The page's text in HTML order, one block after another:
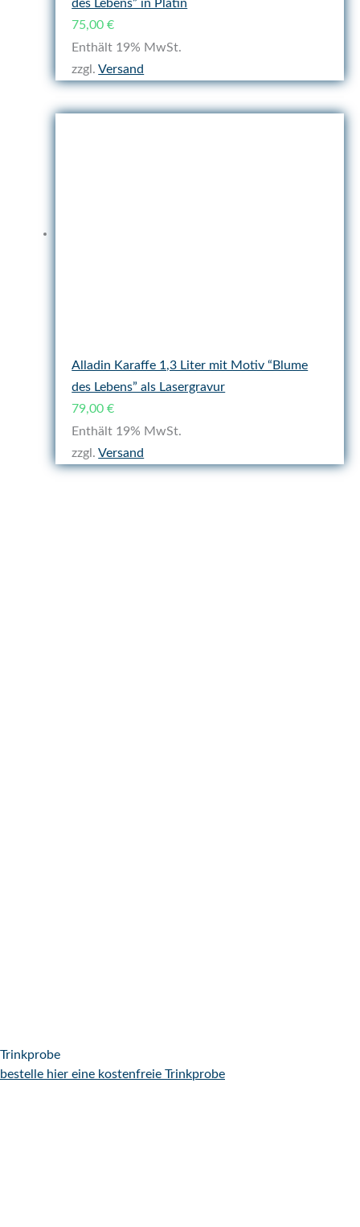
des Lebens” in Platin
75,00€
Enthält 19% MwSt.
zzgl.Versand
Alladin Karaffe 1,3 Liter mit Motiv “Blume
des Lebens” als Lasergravur
79,00€
Enthält 19% MwSt.
zzgl.Versand
Trinkprobe
bestelle hier eine kostenfreie Trinkprobe